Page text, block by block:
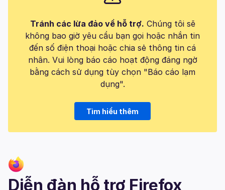
Tránh các lừa đảo về hỗ trợ. Chúng tôi sẽ
không bao giờ yêu cầu bạn gọi hoặc nhắn tin
đến số điện thoại hoặc chia sẻ thông tin cá
nhân. Vui lòng báo cáo hoạt động đáng ngờ
bằng cách sử dụng tùy chọn "Báo cáo lạm
dụng".
Tìm hiểu thêm
Diễn đàn hỗ trợ Firefox